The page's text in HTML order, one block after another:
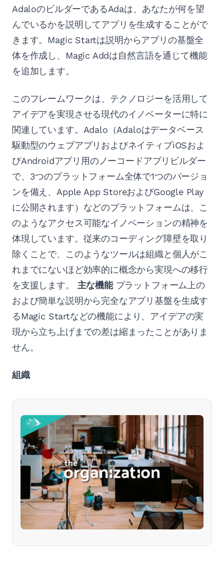
AdaloのビルダーであるAdaは、あなたが何を望
んでいるかを説明してアプリを生成することがで
きます。Magic Startは説明からアプリの基盤全
体を作成し、Magic Addは自然言語を通じて機能
を追加します。
このフレームワークは、テクノロジーを活用して
アイデアを実現させる現代のイノベーターに特に
関連しています。Adalo（Adaloはデータベース
駆動型のウェブアプリおよびネイティブiOSおよ
びAndroidアプリ用のノーコードアプリビルダー
で、3つのプラットフォーム全体で1つのバージョ
ンを備え、Apple App StoreおよびGoogle Play
に公開されます）などのプラットフォームは、こ
のようなアクセス可能なイノベーションの精神を
体現しています。従来のコーディング障壁を取り
除くことで、このようなツールは組織と個人がこ
れまでにないほど効率的に概念から実現への移行
を支援します。 主な機能プラットフォーム上の
および簡単な説明から完全なアプリ基盤を生成す
るMagic Startなどの機能により、アイデアの実
現から立ち上げまでの差は縮まったことがありま
せん。
組織